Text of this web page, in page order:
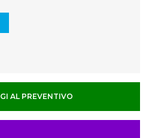
AL PREVENTIVO